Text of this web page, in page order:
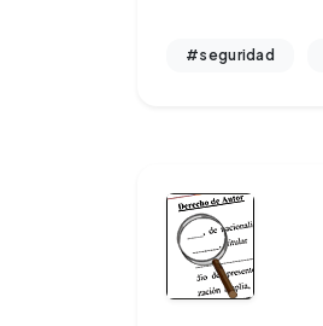
#seguridad